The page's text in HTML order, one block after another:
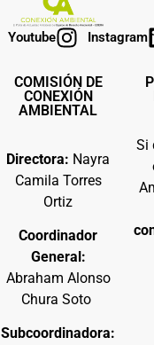
Youtube Instagram
COMISIÓN DE
CONEXIÓN
AMBIENTAL
Directora: Nayra
Camila Torres
Ortiz
Coordinador
General:
Abraham Alonso
Chura Soto
Subcoordinadora:
Si